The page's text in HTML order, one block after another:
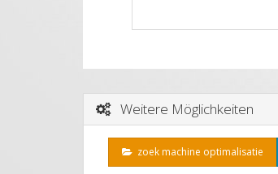
Weitere Möglichkeiten
zoek machine optimalisatie